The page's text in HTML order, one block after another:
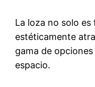
La loza no solo
estéticamente
gama de
espacio.